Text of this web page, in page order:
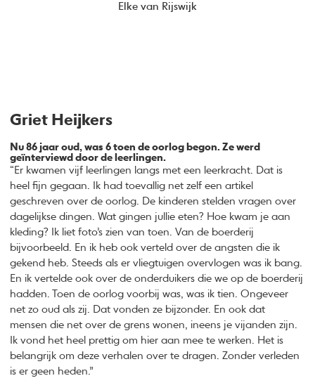
Elke van Rijswijk
Griet Heijkers
Nu 86 jaar oud, was 6 toen de oorlog begon. Ze werd
geïnterviewd door de leerlingen.
“Er kwamen vijf leerlingen langs met een leerkracht. Dat is
heel fijn gegaan. Ik had toevallig net zelf een artikel
geschreven over de oorlog. De kinderen stelden vragen over
dagelijkse dingen. Wat gingen jullie eten? Hoe kwam je aan
kleding? Ik liet foto’s zien van toen. Van de boerderij
bijvoorbeeld. En ik heb ook verteld over de angsten die ik
gekend heb. Steeds als er vliegtuigen overvlogen was ik bang.
En ik vertelde ook over de onderduikers die we op de boerderij
hadden. Toen de oorlog voorbij was, was ik tien. Ongeveer
net zo oud als zij. Dat vonden ze bijzonder. En ook dat
mensen die net over de grens wonen, ineens je vijanden zijn.
Ik vond het heel prettig om hier aan mee te werken. Het is
belangrijk om deze verhalen over te dragen. Zonder verleden
is er geen heden.”